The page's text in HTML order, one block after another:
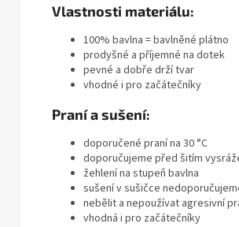
Vlastnosti materiálu:
100% bavlna = bavlněné plátno
prodyšné a příjemné na dotek
pevné a dobře drží tvar
vhodné i pro začátečníky
Praní a sušení:
doporučené praní na 30 °C
doporučujeme před šitím
žehlení na stupeň bavlna
sušení v sušičce
nebělit a nepoužívat agresivní
vhodná i pro začátečníky